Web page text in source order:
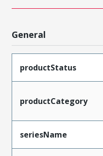
General
productStatus
productCategory
seriesName